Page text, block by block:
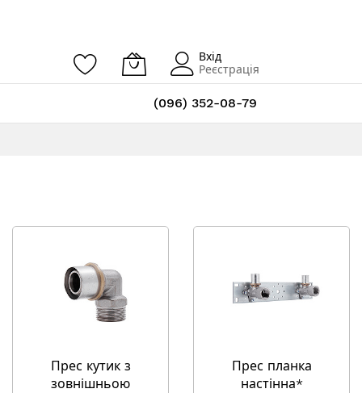
Вхід
Реєстрація
(096) 352-08-79
Прес кутик з
зовнішньою
Прес планка
настінна*